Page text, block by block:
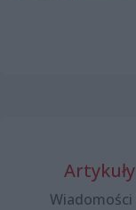
Artykuły
Wiadomości